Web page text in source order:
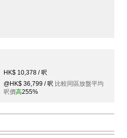
HK$ 10,378 / 呎
@HK$ 36,799 / 呎 比較同區放盤平均
呎價高255%